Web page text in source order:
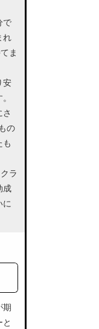
で
れ
ま
安
の
も
ラ
成
に
期